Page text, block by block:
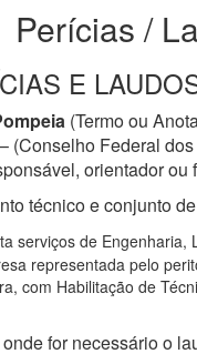
Perícias /
E
(Termo ou
(Conselho Federal
orientador
técnico e conjunto
serviços de Engenharia,
representada pelo
com Habilitação de
onde for necessário o